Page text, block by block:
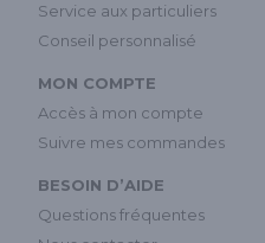
Service aux particuliers
Conseil personnalisé
MON COMPTE
Accès à mon compte
Suivre mes commandes
BESOIN D’AIDE
Questions fréquentes